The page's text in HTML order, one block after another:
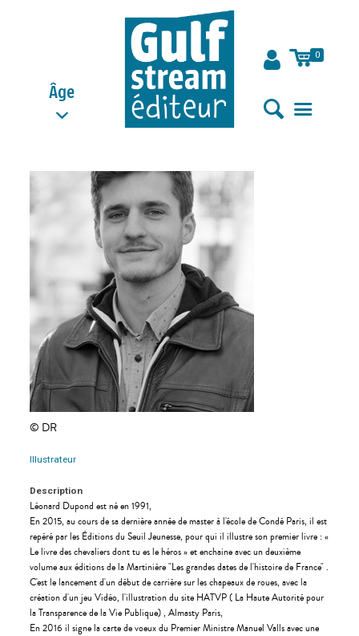
Âge
0
© DR
Illustrateur
Description
Léonard Dupond est né en 1991,
En 2015, au cours de sa dernière année de master à l'école de Condé Paris, il est
repéré par les Éditions du Seuil Jeunesse, pour qui il illustre son premier livre : «
Le livre des chevaliers dont tu es le héros » et enchaine avec un deuxième
volume aux éditions de la Martinière "Les grandes dates de l'histoire de France" .
C'est le lancement d'un début de carrière sur les chapeaux de roues, avec la
création d'un jeu Vidéo, l'illustration du site HATVP ( La Haute Autorité pour
la Transparence de la Vie Publique) , Almasty Paris,
En 2016 il signe la carte de voeux du Premier Ministre Manuel Valls avec une